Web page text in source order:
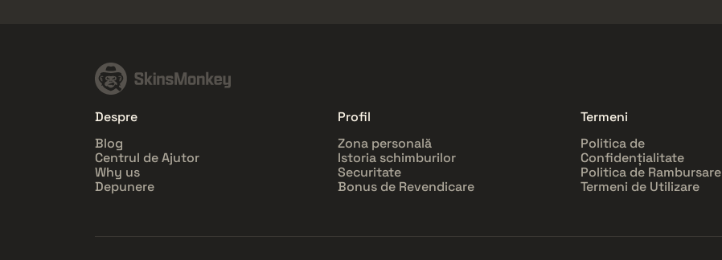
Despre
Blog
Centrul de Ajutor
Why us
Depunere
Profil
Zona personală
Istoria schimburilor
Securitate
Bonus de Revendicare
Termeni
Politica de
Confidențialitate
Politica de Rambursare
Termeni de Utilizare